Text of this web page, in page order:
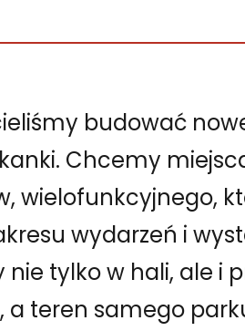
budować
Chcemy
wielofunkcyjnego,
wydarzeń i
nie tylko w hali, ale i
a teren samego